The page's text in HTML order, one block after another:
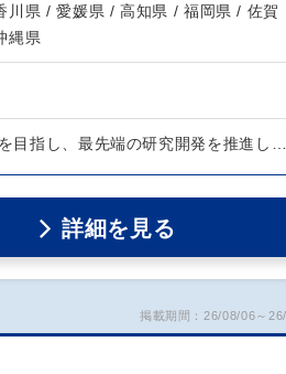
県 / 愛媛県 / 高知県 / 福岡県 / 佐賀
縄県
目指し、最先端の研究開発を推進し
詳細を見る
掲載期間：26/08/06～